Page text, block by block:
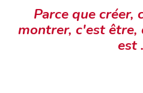
Parce que créer,
montrer, c'est être,
est